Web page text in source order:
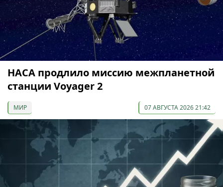
НАСА продлило миссию межпланетной
станции Voyager 2
МИР 07 АВГУСТА 2026 21:42